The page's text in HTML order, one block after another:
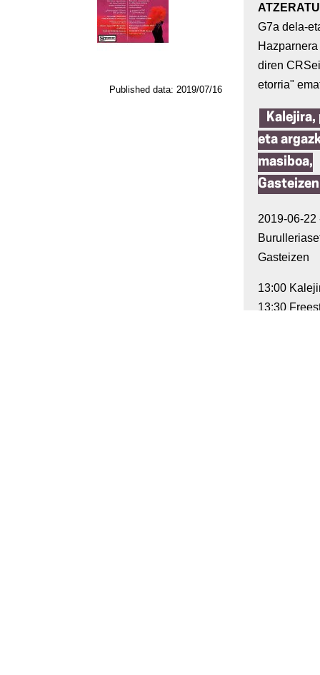
Published data: 2019/07/16
G7a dela-
diren
etorria"
Kalejira,
eta
masiboa,
Gasteizen
2019-06-22
Gasteizen
13:00
13:30